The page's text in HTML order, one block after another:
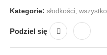
Kategorie: słodkości wszystko
Podziel się